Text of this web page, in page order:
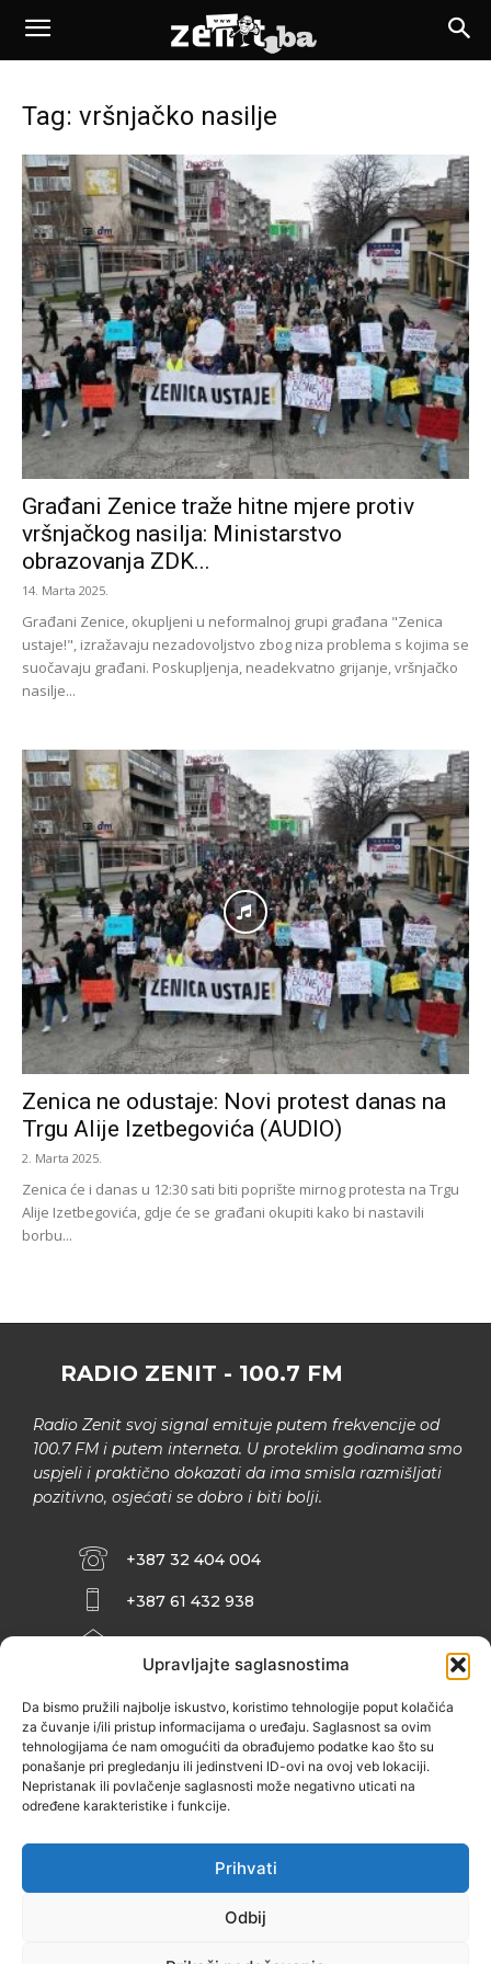
Upravljajte saglasnostima
Da bismo pružili najbolje iskustvo, koristimo tehnologije poput kolačića
za čuvanje i/ili pristup informacijama o uređaju. Saglasnost sa ovim
tehnologijama će nam omogućiti da obrađujemo podatke kao što su
ponašanje pri pregledanju ili jedinstveni ID-ovi na ovoj veb lokaciji.
Nepristanak ili povlačenje saglasnosti može negativno uticati na
određene karakteristike i funkcije.
Prihvati
Odbij
Tag: vršnjačko nasilje
Građani Zenice traže hitne mjere protiv
vršnjačkog nasilja: Ministarstvo
obrazovanja ZDK...
14. Marta 2025.
Građani Zenice, okupljeni u neformalnoj grupi građana "Zenica
ustaje!", izražavaju nezadovoljstvo zbog niza problema s kojima se
suočavaju građani. Poskupljenja, neadekvatno grijanje, vršnjačko
nasilje...
Zenica ne odustaje: Novi protest danas na
Trgu Alije Izetbegovića (AUDIO)
2. Marta 2025.
Zenica će i danas u 12:30 sati biti poprište mirnog protesta na Trgu
Alije Izetbegovića, gdje će se građani okupiti kako bi nastavili
borbu...
RADIO ZENIT - 100.7 FM
Radio Zenit svoj signal emituje putem frekvencije od
100.7 FM i putem interneta. U proteklim godinama smo
uspjeli i praktično dokazati da ima smisla razmišljati
pozitivno, osjećati se dobro i biti bolji.
+387 32 404 004
+387 61 432 938
INFO@ZENIT.BA
ZENIČANKA, 3. SPRAT), 72000 ZENICA